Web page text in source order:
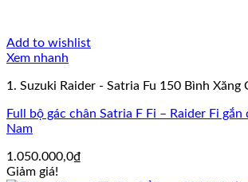
Add to wishlist
Xem nhanh
1. Suzuki Raider - Satria Fu 150 Bình Xăng
Full bộ gác chân Satria F Fi – Raider Fi
Nam
1.050.000,0₫
Giảm giá!